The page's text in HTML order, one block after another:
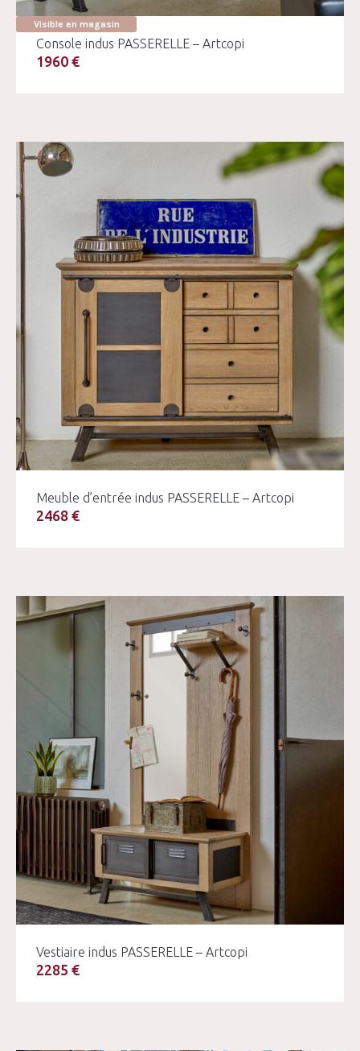
Visible en magasin
Console indus PASSERELLE – Artcopi
1960 €
Meuble d’entrée indus PASSERELLE – Artcopi
2468 €
Vestiaire indus PASSERELLE – Artcopi
2285 €